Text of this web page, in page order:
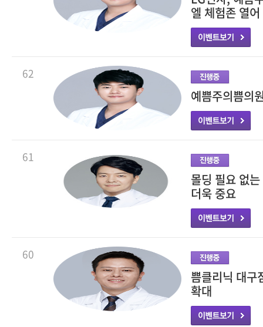
엘 체험존 열어
62
예쁨주의쁨의
61
몰딩 필요 없
더욱 중요
60
쁨클리닉 대구
확대